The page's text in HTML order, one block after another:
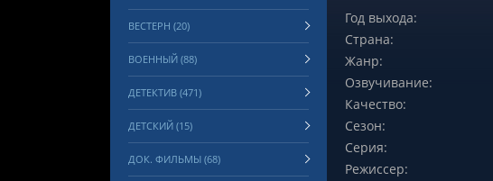
Год выхода:
Страна:
Жанр:
Озвучивание:
Качество:
Сезон:
Серия:
Режиссер:
ВЕСТЕРН (20)
ВОЕННЫЙ (88)
ДЕТЕКТИВ (471)
ДЕТСКИЙ (15)
ДОК. ФИЛЬМЫ (68)